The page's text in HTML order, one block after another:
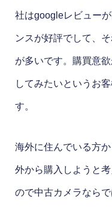
社はgoogleレビュー
ンスが好評でして、
が多いです。購買意
してみたいというお
す。
海外に住んでいる方
外から購入しようと
ので中古カメラなら